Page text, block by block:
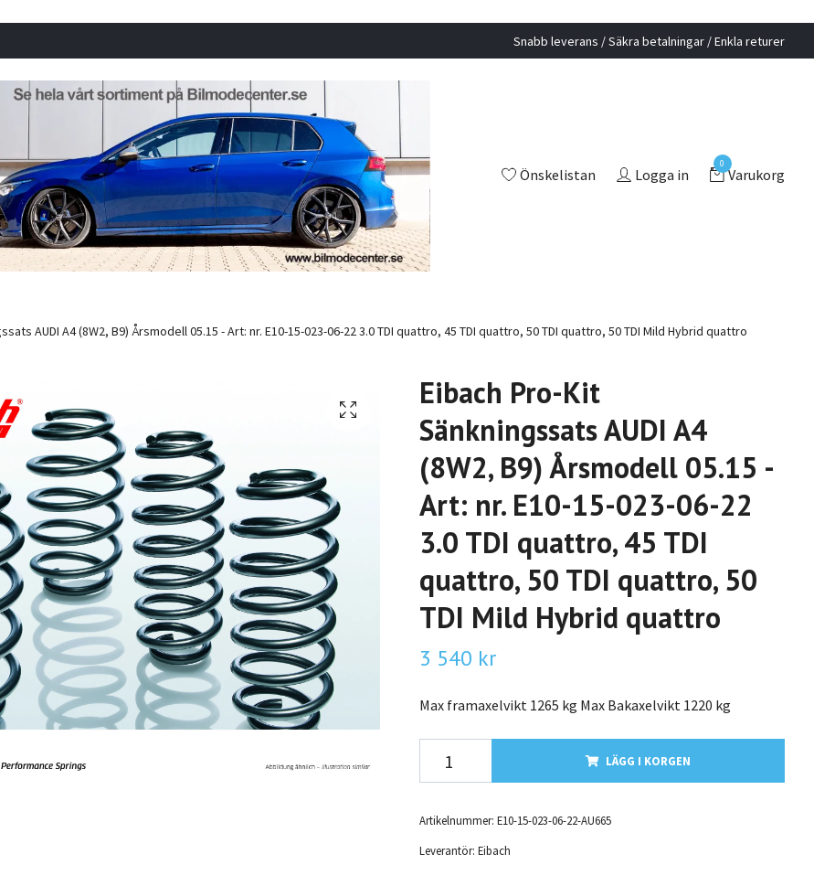
Snabb leverans / Säkra betalningar / Enkla returer
Önskelistan Logga in
0
Varukorg
AUDI A4 (8W2, B9) Årsmodell 05.15 - Art: nr. E10-15-023-06-22 3.0 TDI quattro, 45 TDI quattro, 50 TDI quattro, 50 TDI Mild Hybrid quattro
Eibach Pro-Kit
Sänkningssats AUDI A4
(8W2, B9) Årsmodell 05.15 -
Art: nr. E10-15-023-06-22
3.0 TDI quattro, 45 TDI
quattro, 50 TDI quattro, 50
TDI Mild Hybrid quattro
3 540 kr
Max framaxelvikt 1265 kg Max Bakaxelvikt 1220 kg
LÄGG I KORGEN
Artikelnummer: E10-15-023-06-22-AU665
Leverantör: Eibach